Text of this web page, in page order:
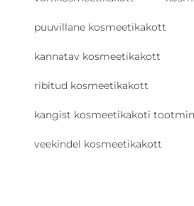
puuvillane kosmeetikakott
kannatav kosmeetikakott
ribitud kosmeetikakott
kangist kosmeetikakoti
veekindel kosmeetikakott